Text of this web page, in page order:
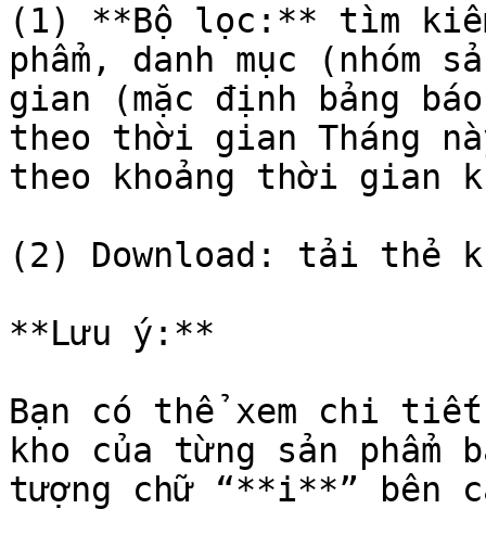
(1) **Bộ lọc:** tìm
phẩm, danh mục (nhóm
gian (mặc định bảng
theo thời gian Tháng
theo khoảng thời gian
(2) Download: tải thẻ
**Lưu ý:**
Bạn có thể xem chi
kho của từng sản
tượng chữ “**i**” bên